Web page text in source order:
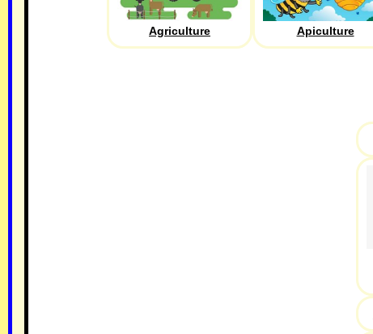
Agriculture Apiculture